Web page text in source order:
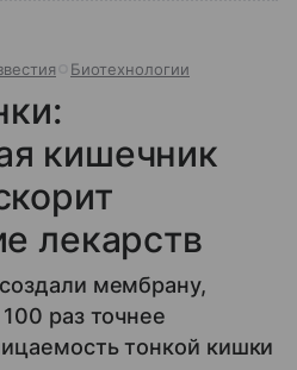
Биотехнологии
кишечник
лекарств
мембрану,
раз точнее
тонкой кишки